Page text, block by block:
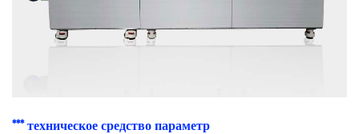
*** техническое средство параметр